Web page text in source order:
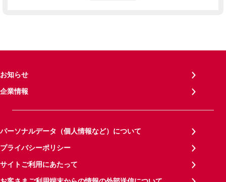
お知らせ
企業情報
パーソナルデータ（個人情報など）について
プライバシーポリシー
サイトご利用にあたって